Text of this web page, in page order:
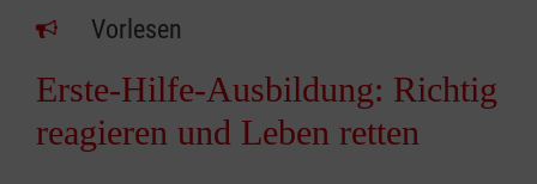
Vorlesen
Erste-Hilfe-Ausbildung: Richtig
reagieren und Leben retten